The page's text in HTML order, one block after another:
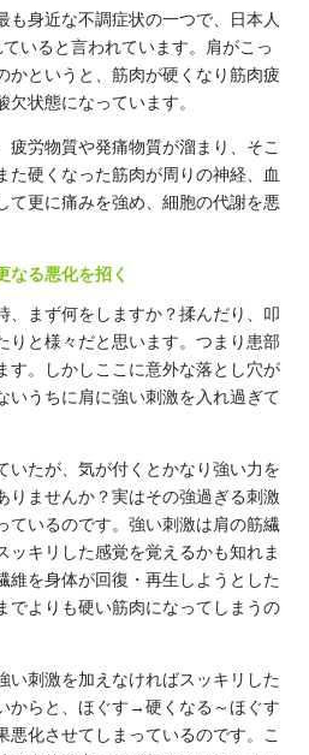
身近な不調症状の一つで、日本人
いると言われています。肩がこっ
かというと、筋肉が硬くなり筋肉疲
状態になっています。
労物質や発痛物質が溜まり、そこ
た硬くなった筋肉が周りの神経、血
て更に痛みを強め、細胞の代謝を悪
なる悪化を招く
まず何をしますか？揉んだり、叩
りと様々だと思います。つまり患部
す。しかしここに意外な落とし穴が
いうちに肩に強い刺激を入れ過ぎて
たが、気が付くとかなり強い力を
りませんか？実はその強過ぎる刺激
ているのです。強い刺激は肩の筋繊
ッキリした感覚を覚えるかも知れま
維を身体が回復・再生しようとした
でよりも硬い筋肉になってしまうの
刺激を加えなければスッキリした
からと、ほぐす→硬くなる～ほぐす
化させてしまっているのです。こ